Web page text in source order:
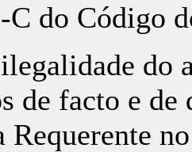
C do Código
do
de facto e
Requerente